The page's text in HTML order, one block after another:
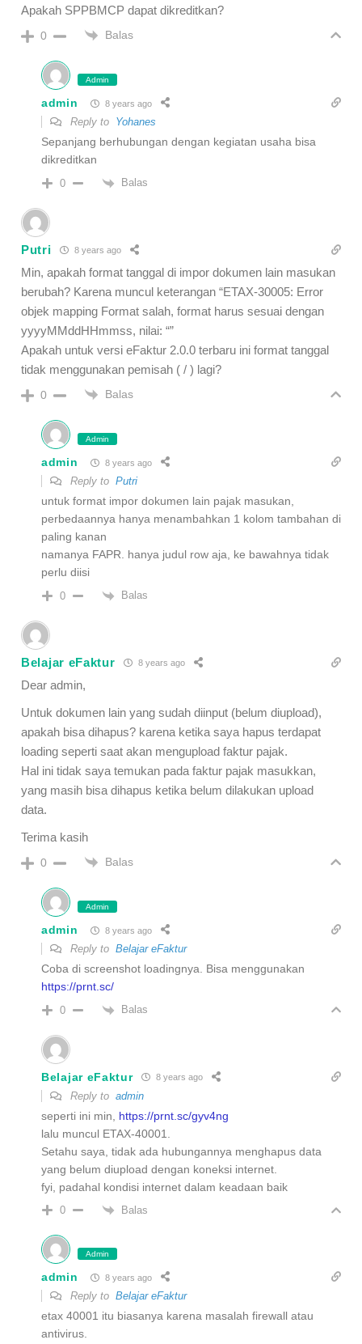
Apakah SPPBMCP dapat dikreditkan?
0 Balas
Admin
admin 8 years ago
Reply to Yohanes
Sepanjang berhubungan dengan kegiatan usaha bisa
dikreditkan
0 Balas
Putri 8 years ago
Min, apakah format tanggal di impor dokumen lain masukan
berubah? Karena muncul keterangan “ETAX-30005: Error
objek mapping Format salah, format harus sesuai dengan
yyyyMMddHHmmss, nilai: “”
Apakah untuk versi eFaktur 2.0.0 terbaru ini format tanggal
tidak menggunakan pemisah ( / ) lagi?
0 Balas
Admin
admin 8 years ago
Reply to Putri
untuk format impor dokumen lain pajak masukan,
perbedaannya hanya menambahkan 1 kolom tambahan di
paling kanan
namanya FAPR. hanya judul row aja, ke bawahnya tidak
perlu diisi
0 Balas
Belajar eFaktur 8 years ago
Dear admin,
Untuk dokumen lain yang sudah diinput (belum diupload),
apakah bisa dihapus? karena ketika saya hapus terdapat
loading seperti saat akan mengupload faktur pajak.
Hal ini tidak saya temukan pada faktur pajak masukkan,
yang masih bisa dihapus ketika belum dilakukan upload
data.
Terima kasih
0 Balas
Admin
admin 8 years ago
Reply to Belajar eFaktur
Coba di screenshot loadingnya. Bisa menggunakan
https://prnt.sc/
0 Balas
Belajar eFaktur 8 years ago
Reply to admin
seperti ini min, https://prnt.sc/gyv4ng
lalu muncul ETAX-40001.
Setahu saya, tidak ada hubungannya menghapus data
yang belum diupload dengan koneksi internet.
fyi, padahal kondisi internet dalam keadaan baik
0 Balas
Admin
admin 8 years ago
Reply to Belajar eFaktur
etax 40001 itu biasanya karena masalah firewall atau
antivirus.